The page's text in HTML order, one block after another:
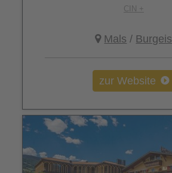
CIN +
Mals / Burgeis
zur Website